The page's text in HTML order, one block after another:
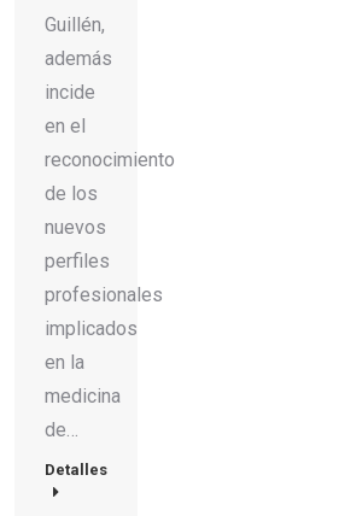
Guillén,
además
incide
en el
reconocimiento
de los
nuevos
perfiles
profesionales
implicados
en la
medicina
de…
Detalles